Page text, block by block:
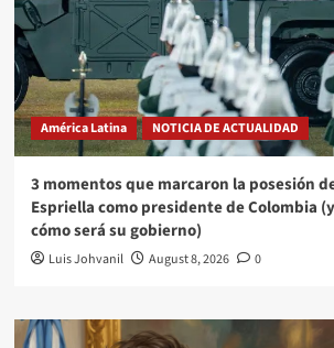
América Latina NOTICIA DE ACTUALIDAD
3 momentos que marcaron la posesión
Espriella como presidente de Colombia
cómo será su gobierno)
Luis Johvanil August 8, 2026 0